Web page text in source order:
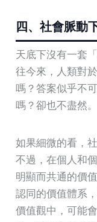
四、社會脈動
天底下沒有一套
往今來，人類對
嗎？答案似乎不
嗎？卻也不盡然。
如果細微的看，
不過，在個人和
明顯而共通的價
認同的價值體系
價值觀中，可能